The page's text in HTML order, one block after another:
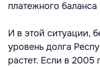
платежного баланса
И в этой ситуации,
уровень долга
растет. Если в 2005